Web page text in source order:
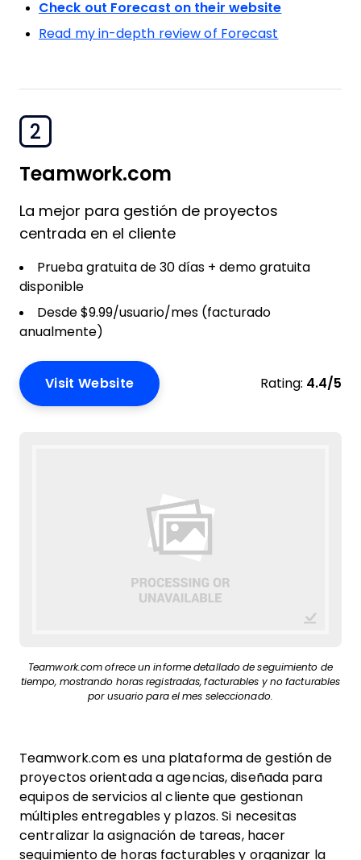
Check out Forecast on their website
Read my in-depth review of Forecast
2
Teamwork.com
La mejor para gestión de proyectos
centrada en el cliente
Prueba gratuita de 30 días + demo gratuita
disponible
Desde $9.99/usuario/mes (facturado
anualmente)
Visit Website Rating: 4.4/5
Teamwork.com ofrece un informe detallado de seguimiento de
tiempo, mostrando horas registradas, facturables y no facturables
por usuario para el mes seleccionado.
Teamwork.com es una plataforma de gestión de
proyectos orientada a agencias, diseñada para
equipos de servicios al cliente que gestionan
múltiples entregables y plazos. Si necesitas
centralizar la asignación de tareas, hacer
seguimiento de horas facturables y organizar la